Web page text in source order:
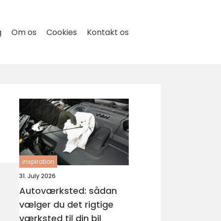
Om os Cookies Kontakt os
inspiration
31. July 2026
Autoværksted: sådan
vælger du det rigtige
værksted til din bil